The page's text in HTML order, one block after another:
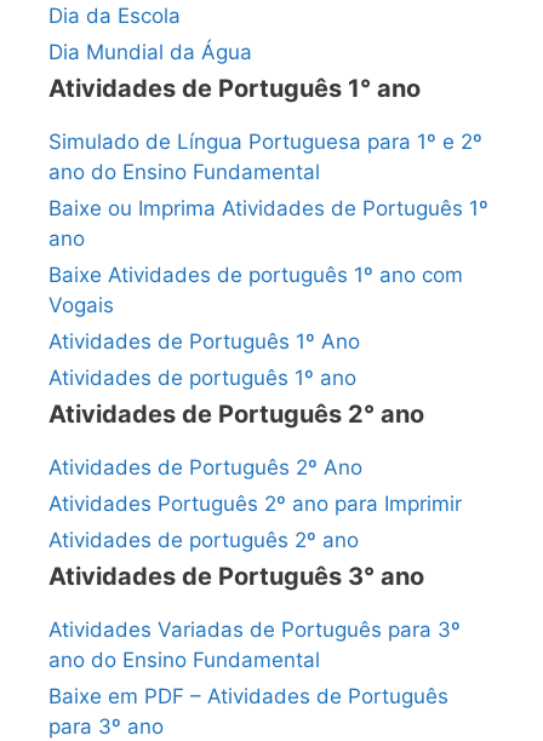
Dia da Escola
Dia Mundial da Água
Atividades de Português 1° ano
Simulado de Língua Portuguesa para 1º e 2º
ano do Ensino Fundamental
Baixe ou Imprima Atividades de Português 1º
ano
Baixe Atividades de português 1º ano com
Vogais
Atividades de Português 1º Ano
Atividades de português 1º ano
Atividades de Português 2° ano
Atividades de Português 2º Ano
Atividades Português 2º ano para Imprimir
Atividades de português 2º ano
Atividades de Português 3° ano
Atividades Variadas de Português para 3º
ano do Ensino Fundamental
Baixe em PDF – Atividades de Português
para 3º ano